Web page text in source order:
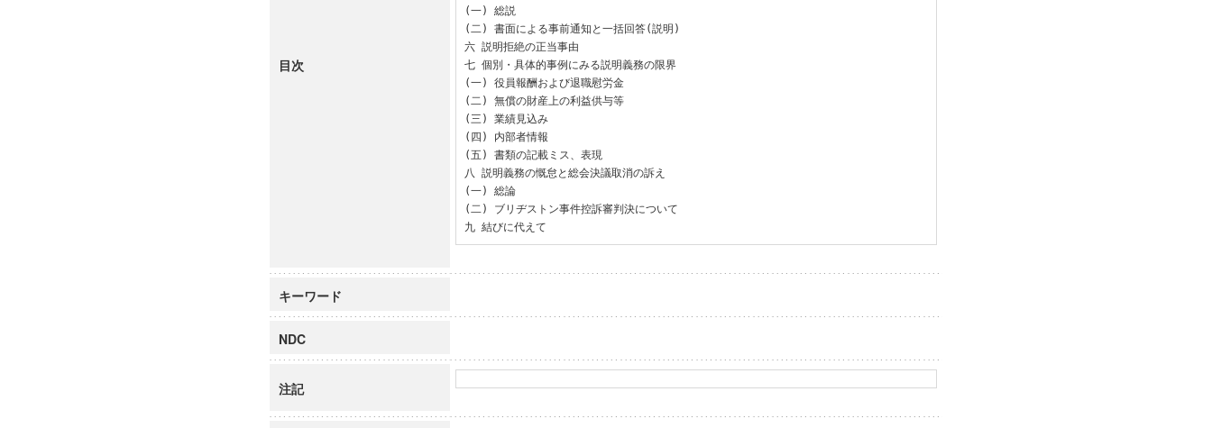
目次
(一) 総説
(二) 書面による事前通知と一括回答(説明)
六 説明拒絶の正当事由
七 個別・具体的事例にみる説明義務の限界
(一) 役員報酬および退職慰労金
(二) 無償の財産上の利益供与等
(三) 業績見込み
(四) 内部者情報
(五) 書類の記載ミス、表現
八 説明義務の慨怠と総会決議取消の訴え
(一) 総論
(二) ブリヂストン事件控訴審判決について
九 結びに代えて
キーワード
NDC
注記